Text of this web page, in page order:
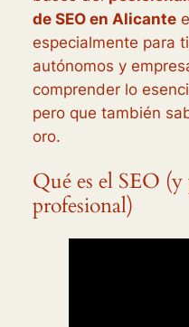
de SEO en Alicante
especialmente para
autónomos y
comprender lo
pero que también
oro.
Qué es el SEO
profesional)